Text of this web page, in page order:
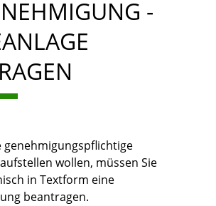
-
genehmigungspflichtige
wollen, müssen Sie
in Textform eine
beantragen.